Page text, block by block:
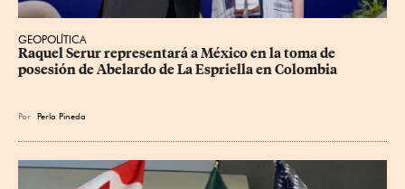
GEOPOLÍTICA
Raquel Serur representará a México en la toma de
posesión de Abelardo de La Espriella en Colombia
Por Perla Pineda